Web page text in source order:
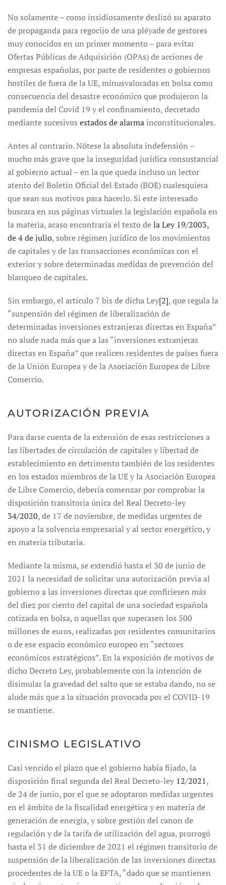
No solamente – como insidiosamente deslizó su aparato
de propaganda para regocijo de una pléyade de gestores
muy conocidos en un primer momento – para evitar
Ofertas Públicas de Adquisición (OPAs) de acciones de
empresas españolas, por parte de residentes o gobiernos
hostiles de fuera de la UE, minusvaloradas en bolsa como
consecuencia del desastre económico que produjeron la
pandemia del Covid 19 y el confinamiento, decretado
mediante sucesivos estados de alarmainconstitucionales.
Antes al contrario. Nótese la absoluta indefensión –
mucho más grave que la inseguridad jurídica consustancial
al gobierno actual – en la que queda incluso un lector
atento del Boletín Oficial del Estado (BOE) cualesquiera
que sean sus motivos para hacerlo. Si este interesado
buscara en sus páginas virtuales la legislación española en
la materia, acaso encontraría el texto dela Ley 19/2003,
de 4 de julio, sobre régimen jurídico de los movimientos
de capitales y de las transacciones económicas con el
exterior y sobre determinadas medidas de prevención del
blanqueo de capitales.
Sin embargo, el artículo 7 bis de dicha Ley[2], que regula la
“suspensión del régimen de liberalización de
determinadas inversiones extranjeras directas en España”
no alude nada más que a las “inversiones extranjeras
directas en España” que realicen residentes de países fuera
de la Unión Europea y de la Asociación Europea de Libre
Comercio.
AUTORIZACIÓN PREVIA
Para darse cuenta de la extensión de esas restricciones a
las libertades de circulación de capitales y libertad de
establecimiento en detrimento también de los residentes
en los estados miembros de la UE y la Asociación Europea
de Libre Comercio, debería comenzar por comprobar la
disposición transitoria única del Real Decreto-ley
34/2020, de 17 de noviembre, de medidas urgentes de
apoyo a la solvencia empresarial y al sector energético, y
en materia tributaria.
Mediante la misma, se extendió hasta el 30 de junio de
2021 la necesidad de solicitar una autorización previa al
gobierno a las inversiones directas que confiriesen más
del diez por ciento del capital de una sociedad española
cotizada en bolsa, o aquellas que superasen los 500
millones de euros, realizadas por residentes comunitarios
o de ese espacio económico europeo en “sectores
económicos estratégicos”. En la exposición de motivos de
dicho Decreto Ley, probablemente con la intención de
disimular la gravedad del salto que se estaba dando, no se
alude más que a la situación provocada por el COVID-19
se mantiene.
CINISMO LEGISLATIVO
Casi vencido el plazo que el gobierno había fijado, la
disposición final segunda del Real Decreto-ley 12/2021,
de 24 de junio, por el que se adoptaron medidas urgentes
en el ámbito de la fiscalidad energética y en materia de
generación de energía, y sobre gestión del canon de
regulación y de la tarifa de utilización del agua, prorrogó
hasta el 31 de diciembre de 2021 el régimen transitorio de
suspensión de la liberalización de las inversiones directas
procedentes de la UE o la EFTA, “dado que se mantienen